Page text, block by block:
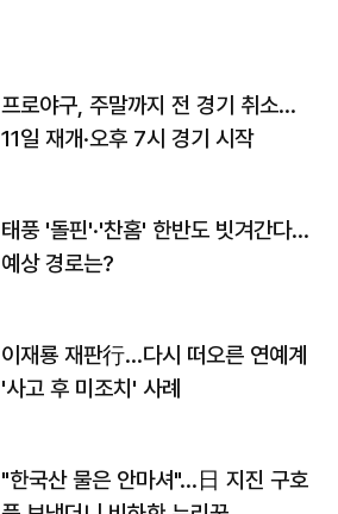
프로야구, 주말까지 전 경기 취소…
11일 재개·오후 7시 경기 시작
태풍 '돌핀'·'찬홈' 한반도 빗겨간다…
예상 경로는?
이재룡 재판行…다시 떠오른 연예계
'사고 후 미조치' 사례
"한국산 물은 안마셔"…日 지진 구호